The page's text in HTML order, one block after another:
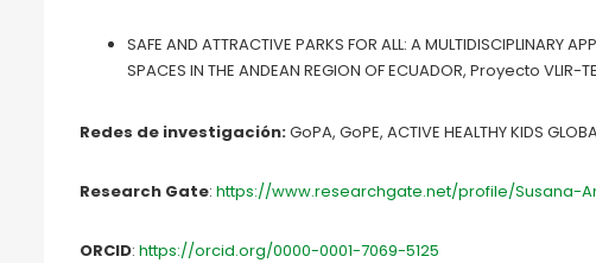
SAFE AND ATTRACTIVE PARKS FOR ALL: A MULTIDISCIPLINARY
SPACES IN THE ANDEAN REGION OF ECUADOR, Proyecto VLIR-
Redes de investigación:GoPA, GoPE, ACTIVE HEALTHY KIDS
Research Gate: https://www.researchgate.net/profile/Susana-
ORCID: https://orcid.org/0000-0001-7069-5125